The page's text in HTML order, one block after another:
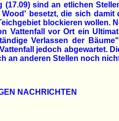
(17.09) sind an etlichen
besetzt, die sich damit
blockieren wollen.
Vattenfall vor Ort ein
Verlassen der
jedoch abgewartet.
an anderen Stellen noch
NACHRICHTEN